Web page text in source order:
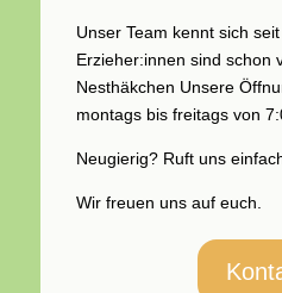
Unser Team kennt sich
Erzieher:innen sind schon
Nesthäkchen Unsere
montags bis freitags von
Neugierig? Ruft uns
Wir freuen uns auf euch.